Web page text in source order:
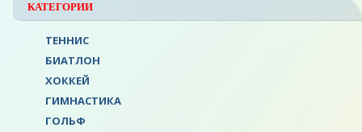
КАТЕГОРИИ
ТЕННИС
БИАТЛОН
ХОККЕЙ
ГИМНАСТИКА
ГОЛЬФ